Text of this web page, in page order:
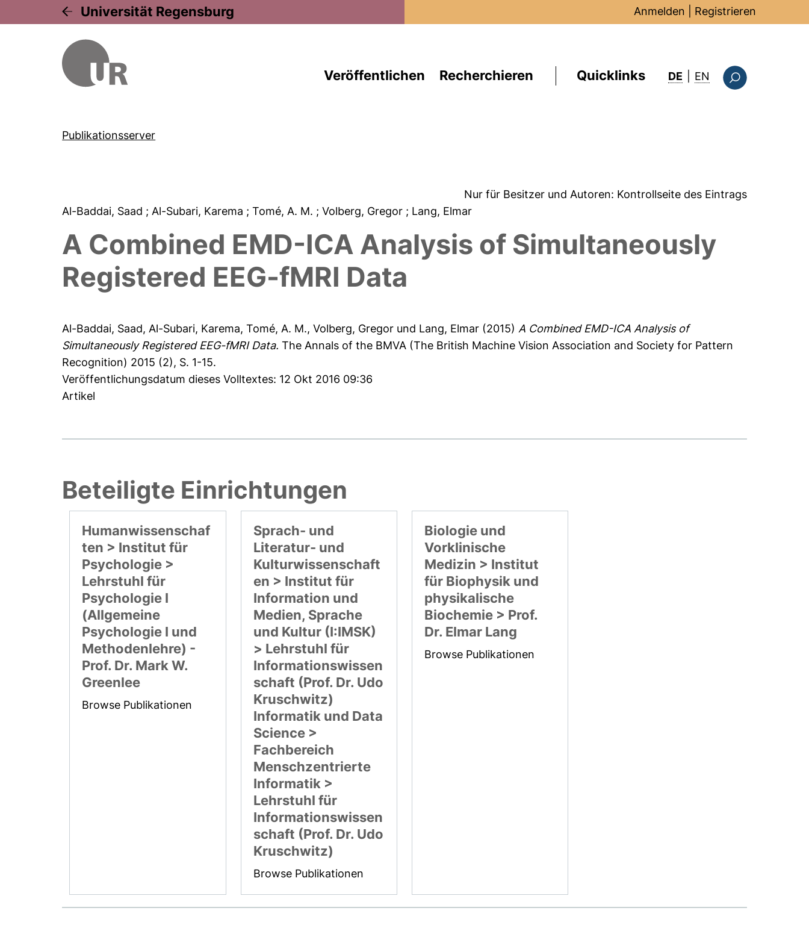
Universität Regensburg Anmelden Registrieren
Veröffentlichen Recherchieren Quicklinks DE EN : this page in
Publikationsserver
Nur für Besitzer und Autoren: Kontrollseite des Eintrags
Al-Baddai, Saad ; Al-Subari, Karema ; Tomé, A. M. ; Volberg, Gregor ; Lang, Elmar
A Combined EMD-ICA Analysis of Simultaneously
Registered EEG-fMRI Data
Al-Baddai, Saad,Al-Subari, Karema,Tomé, A. M.,Volberg, Gregor und Lang, Elmar (2015)A Combined EMD-ICA Analysis of
Simultaneously Registered EEG-fMRI Data. The Annals of the BMVA (The British Machine Vision Association and Society for Pattern
Recognition) 2015 (2), S. 1-15.
Veröffentlichungsdatum dieses Volltextes: 12 Okt 2016 09:36
Artikel
Beteiligte Einrichtungen
Humanwissenschaf
ten > Institut für
Psychologie >
Lehrstuhl für
Psychologie I
(Allgemeine
Psychologie I und
Methodenlehre) -
Prof. Dr. Mark W.
Greenlee
Browse Publikationen
Sprach- und
Literatur- und
Kulturwissenschaft
en > Institut für
Information und
Medien, Sprache
und Kultur (I:IMSK)
> Lehrstuhl für
Informationswissen
schaft (Prof. Dr. Udo
Kruschwitz)
Informatik und Data
Science >
Fachbereich
Menschzentrierte
Informatik >
Lehrstuhl für
Informationswissen
schaft (Prof. Dr. Udo
Kruschwitz)
Browse Publikationen
Biologie und
Vorklinische
Medizin > Institut
für Biophysik und
physikalische
Biochemie > Prof.
Dr. Elmar Lang
Browse Publikationen